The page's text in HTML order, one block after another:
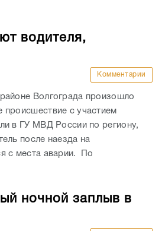
водителя,
Комментарии
Волгограда произошло
с участием
в ГУ МВД России по региону,
после наезда на
с места аварии. По
ночной заплыв в